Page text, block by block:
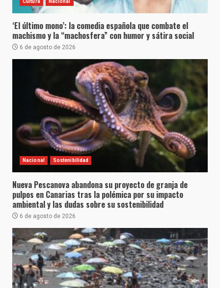
Cultura Nacional
‘El último mono’: la comedia española que combate el
machismo y la “machosfera” con humor y sátira social
6 de agosto de 2026
Nacional Sostenibilidad
Nueva Pescanova abandona su proyecto de granja de
pulpos en Canarias tras la polémica por su impacto
ambiental y las dudas sobre su sostenibilidad
6 de agosto de 2026